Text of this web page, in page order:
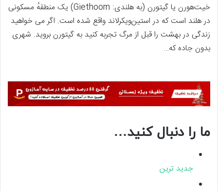
خیت‌هورن یا گیتورن (به هلندی: Giethoorn) یک منطقهٔ مسکونی
در هلند است که در استین‌ویکرلاند واقع شده‌ است. اگر می خواهید
زندگی در بهشت را قبل از مرگ تجربه کنید به گیتورن بروید. شهری
بدون جاده که…
ما را دنبال کنید…
جدید ترین